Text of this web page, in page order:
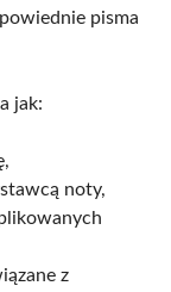
pisma
jak:
noty,
z